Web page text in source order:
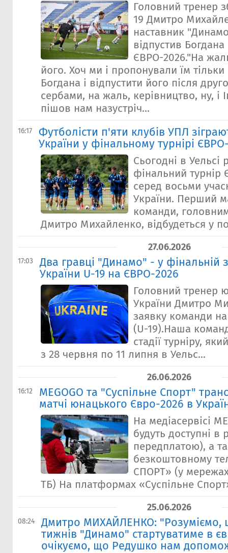
Головний тренер
19 Дмитро
наставник
відпустив
ЄВРО-2026."На
його. Хоч ми і пропонували їм тільки
Богдана і відпустити його після
сербами, на жаль, керівництво, ну, і
пішов нам назустріч...
16:17
Футболісти п'яти клубів УПЛ
України у фінальному турнірі
Сьогодні в Уельсі
фінальний турнір
серед восьми
України. Перший
команди,
Дмитро Михайленко, відбудеться у
27.06.2026
17:03
Два гравці "Динамо" - у фінальній
України U-19 на ЄВРО-2026
Головний тренер
України Дмитро
заявку команди
(U-19).Наша
стадії турніру,
з 28 червня по 11 липня в Уельс...
26.06.2026
16:12
​MEGOGO та "Суспільне Спорт"
матчі юнацького Євро-2026 в
На медіасервісі
будуть доступні в
передплатою), а
безкоштовному
СПОРТ» (у
ТБ) На платформах «Суспільне
25.06.2026
08:24
Дмитро МИХАЙЛЕНКО: "Розуміємо,
тижнів "Динамо" стартуватиме в
очікуємо, що Редушко нам